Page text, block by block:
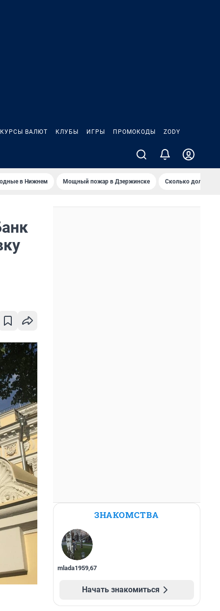
КУРСЫ ВАЛЮТ КЛУБЫ ИГРЫ ПРОМОКОДЫ ZODY
в Нижнем Мощный пожар в Дзержинске Сколько должен
ЗНАКОМСТВА
mlada1959,67
Начать знакомиться